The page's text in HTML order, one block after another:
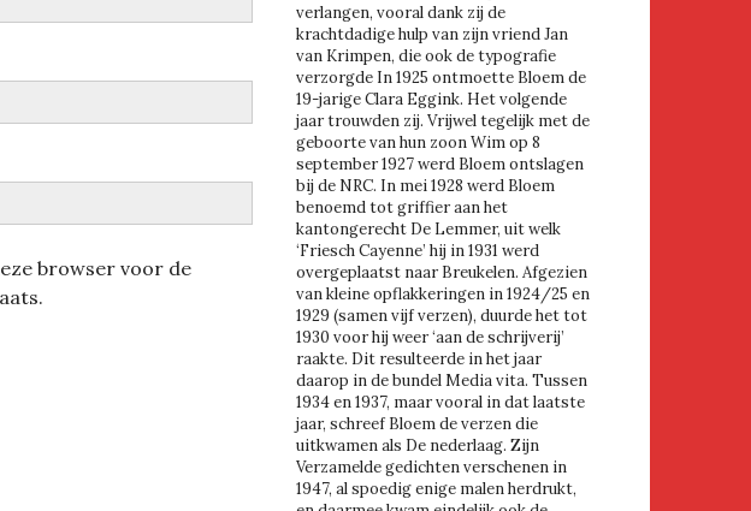
browser voor de
verlangen, vooral dank zij de
krachtdadige hulp van zijn vriend Jan
van Krimpen, die ook de typografie
verzorgde In 1925 ontmoette Bloem de
19-jarige Clara Eggink. Het volgende
jaar trouwden zij. Vrijwel tegelijk met de
geboorte van hun zoon Wim op 8
september 1927 werd Bloem ontslagen
bij de NRC. In mei 1928 werd Bloem
benoemd tot griffier aan het
kantongerecht De Lemmer, uit welk
‘Friesch Cayenne’ hij in 1931 werd
overgeplaatst naar Breukelen. Afgezien
van kleine opflakkeringen in 1924/25 en
1929 (samen vijf verzen), duurde het tot
1930 voor hij weer ‘aan de schrijverij’
raakte. Dit resulteerde in het jaar
daarop in de bundel Media vita. Tussen
1934 en 1937, maar vooral in dat laatste
jaar, schreef Bloem de verzen die
uitkwamen als De nederlaag. Zijn
Verzamelde gedichten verschenen in
1947, al spoedig enige malen herdrukt,